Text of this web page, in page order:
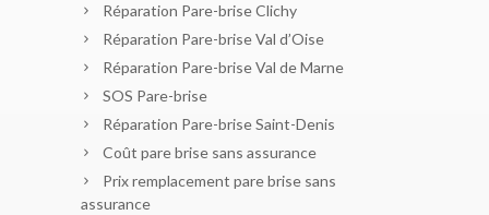
Réparation Pare-brise Clichy
Réparation Pare-brise Val d’Oise
Réparation Pare-brise Val de Marne
SOS Pare-brise
Réparation Pare-brise Saint-Denis
Coût pare brise sans assurance
Prix remplacement pare brise sans
assurance